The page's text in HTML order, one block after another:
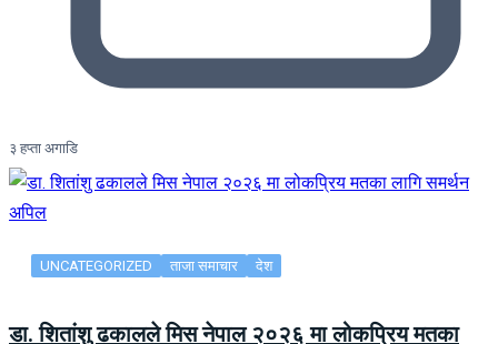
३ हप्ता अगाडि
UNCATEGORIZED ताजा समाचार देश
डा. शितांशु ढकालले मिस नेपाल २०२६ मा लोकप्रिय मतका